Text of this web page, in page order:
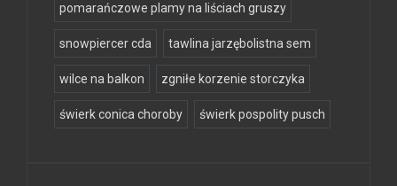
pomarańczowe plamy na liściach gruszy
snowpiercer cda tawlina jarzębolistna sem
wilce na balkon zgniłe korzenie storczyka
świerk conica choroby świerk pospolity pusch